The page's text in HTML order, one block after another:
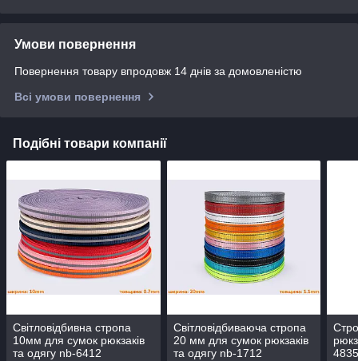
Умови повернення
Повернення товару впродовж 14 днів за домовленістю
Всі умови повернення
Подібні товари компанії
Світловідбивна стропа
10мм для сумок рюкзаків
та одягу nb-6412
Світловідбиваюча стропа
20 мм для сумок рюкзаків
та одягу nb-1712